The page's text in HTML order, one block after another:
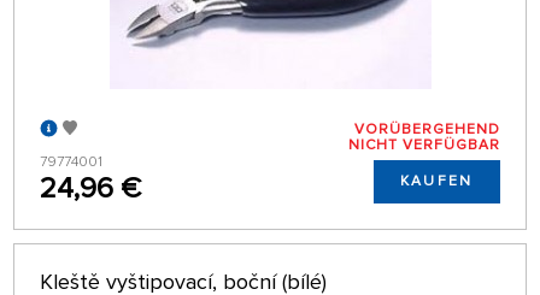
79774001
24,96 €
VORÜBERGEHEND
NICHT VERFÜGBAR
KAUFEN
Kleště vyštipovací, boční (bílé)